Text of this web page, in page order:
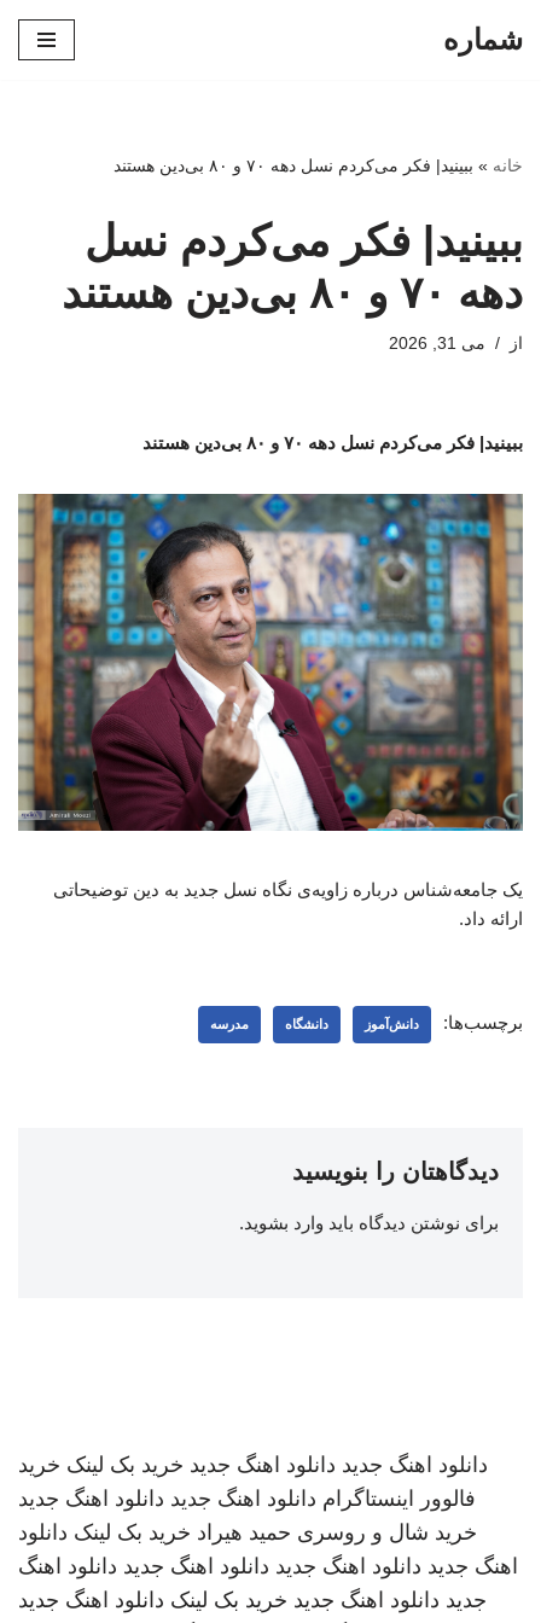
شماره
خانه » ببینید| فکر می‌کردم نسل دهه ۷۰ و ۸۰ بی‌دین هستند
ببینید| فکر می‌کردم نسل
دهه ۷۰ و ۸۰ بی‌دین هستند
از می 31, 2026
ببینید| فکر می‌کردم نسل دهه ۷۰ و ۸۰ بی‌دین هستند
یک جامعه‌شناس درباره زاویه‌ی نگاه نسل جدید به دین توضیحاتی
ارائه داد.
برچسب‌ها: دانش‌آموز دانشگاه مدرسه
دیدگاهتان را بنویسید
برای نوشتن دیدگاه باید وارد بشوید.
دانلود اهنگ جدید دانلود اهنگ جدید خرید بک لینک خرید
فالوور اینستاگرام دانلود اهنگ جدید دانلود اهنگ جدید
خرید شال و روسری حمید هیراد خرید بک لینک دانلود
اهنگ جدید دانلود اهنگ جدید دانلود اهنگ جدید دانلود اهنگ
جدید دانلود اهنگ جدید خرید بک لینک دانلود اهنگ جدید